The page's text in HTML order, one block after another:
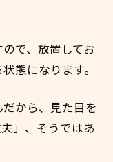
で、放置してお
態になります。
から、見た目を
」、そうではあ